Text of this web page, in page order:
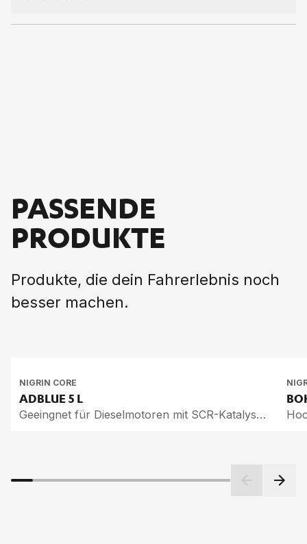
PASSENDE
PRODUKTE
Produkte, die dein Fahrerlebnis noch
besser machen.
NIGRIN CORE
AD­BLUE5 L
Geeingnet für Dieselmotoren mit SCR-Katalysator